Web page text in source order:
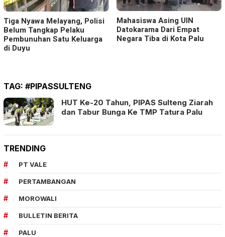
Tiga Nyawa Melayang, Polisi
Belum Tangkap Pelaku
Pembunuhan Satu Keluarga
di Duyu
Mahasiswa Asing UIN
Datokarama Dari Empat
Negara Tiba di Kota Palu
TAG: #PIPASSULTENG
HUT Ke-20 Tahun, PIPAS Sulteng Ziarah
dan Tabur Bunga Ke TMP Tatura Palu
TRENDING
PT VALE
PERTAMBANGAN
MOROWALI
BULLETIN BERITA
PALU